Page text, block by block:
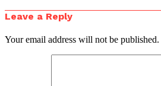
Leave a Reply
Your email address will not be published.